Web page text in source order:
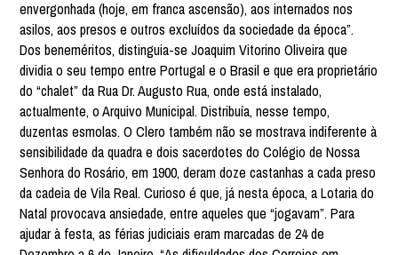
envergonhada (hoje, em franca ascensão), aos internados nos
asilos, aos presos e outros excluídos da sociedade da época”.
Dos beneméritos, distinguia-se Joaquim Vitorino Oliveira que
dividia o seu tempo entre Portugal e o Brasil e que era proprietário
do “chalet” da Rua Dr. Augusto Rua, onde está instalado,
actualmente, o Arquivo Municipal. Distribuía, nesse tempo,
duzentas esmolas. O Clero também não se mostrava indiferente à
sensibilidade da quadra e dois sacerdotes do Colégio de Nossa
Senhora do Rosário, em 1900, deram doze castanhas a cada preso
da cadeia de Vila Real. Curioso é que, já nesta época, a Lotaria do
Natal provocava ansiedade, entre aqueles que “jogavam”. Para
ajudar à festa, as férias judiciais eram marcadas de 24 de